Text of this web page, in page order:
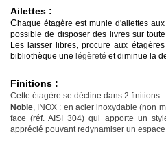
Ailettes :
Chaque étagère est munie d'ailettes
possible de disposer des livres sur
Les laisser libres, procure aux
bibliothèque une légèreté et diminue la
Finitions :
Cette étagère se décline dans 2 finitions.
Noble , INOX : en acier inoxydable (non
face (réf. AISI 304) qui apporte un
apprécié pouvant redynamiser un espace.